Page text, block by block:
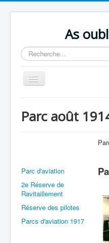
As
Rechercher
Basculer
la
Chronologie
Avions
Personnels
Formation
Doctrines
Parc août
Parc d'aviation
2e Réserve de
Ravitaillement
Réserve des pilotes
Parcs d'aviation 1917